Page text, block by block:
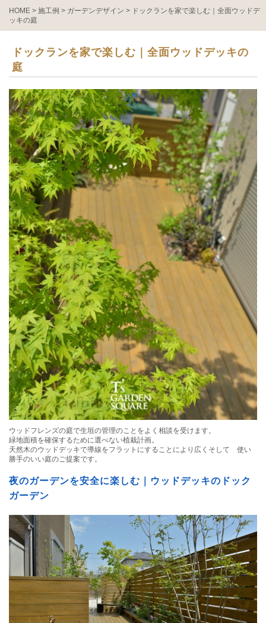
HOME > 施工例 > ガーデンデザイン > ドックランを家で楽しむ｜全面ウッドデ
ッキの庭
ドックランを家で楽しむ｜全面ウッドデッキの
庭
ウッドフレンズの庭で生垣の管理のことをよく相談を受けます。
緑地面積を確保するために選べない植栽計画。
天然木のウッドデッキで導線をフラットにすることにより広くそして 使い
勝手のいい庭のご提案です。
夜のガーデンを安全に楽しむ｜ウッドデッキのドック
ガーデン